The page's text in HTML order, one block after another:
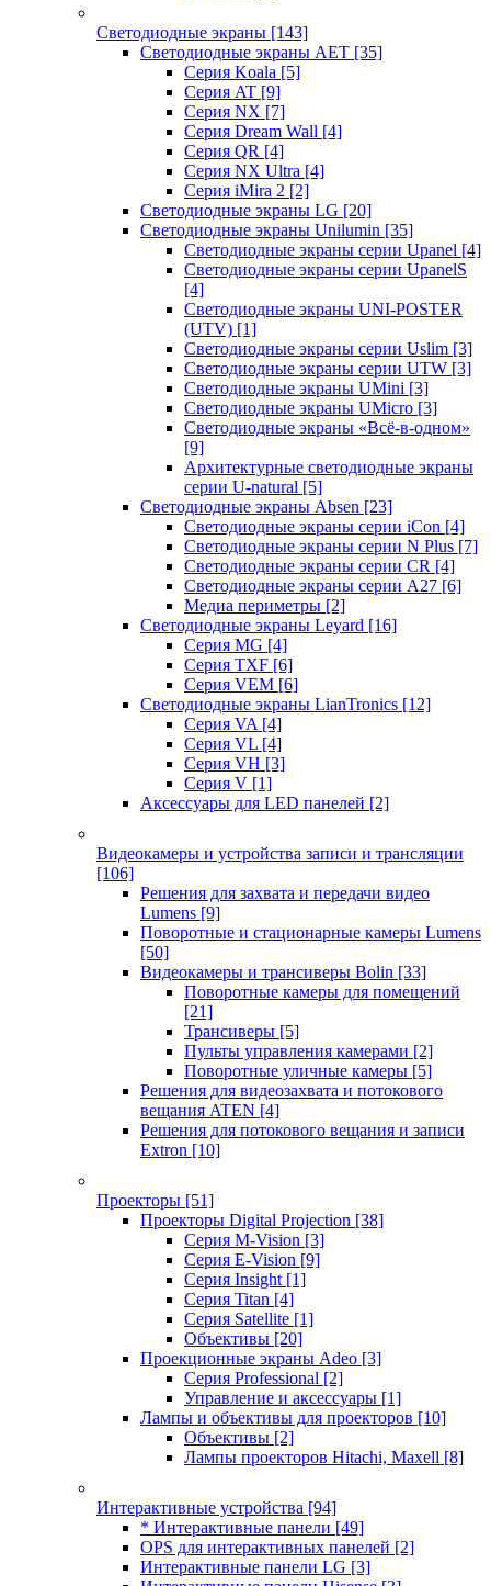
Светодиодные экраны [143]
Светодиодные экраны AET [35]
Cерия Koala [5]
Серия AT [9]
Серия NX [7]
Серия Dream Wall [4]
Серия QR [4]
Серия NX Ultra [4]
Серия iMira 2 [2]
Светодиодные экраны LG [20]
Светодиодные экраны Unilumin [35]
Светодиодные экраны серии Upanel [4]
Светодиодные экраны серии UpanelS
[4]
Светодиодные экраны UNI-POSTER
(UTV) [1]
Светодиодные экраны серии Uslim [3]
Светодиодные экраны серии UTW [3]
Светодиодные экраны UMini [3]
Светодиодные экраны UMicro [3]
Светодиодные экраны «Всё-в-одном»
[9]
Архитектурные светодиодные экраны
серии U-natural [5]
Светодиодные экраны Absen [23]
Светодиодные экраны серии iCon [4]
Светодиодные экраны серии N Plus [7]
Светодиодные экраны серии CR [4]
Светодиодные экраны серии А27 [6]
Медиа периметры [2]
Светодиодные экраны Leyard [16]
Серия MG [4]
Серия TXF [6]
Серия VEM [6]
Светодиодные экраны LianTronics [12]
Серия VA [4]
Серия VL [4]
Серия VH [3]
Серия V [1]
Аксессуары для LED панелей [2]
Видеокамеры и устройства записи и трансляции
[106]
Решения для захвата и передачи видео
Lumens [9]
Поворотные и стационарные камеры Lumens
[50]
Видеокамеры и трансиверы Bolin [33]
Поворотные камеры для помещений
[21]
Трансиверы [5]
Пульты управления камерами [2]
Поворотные уличные камеры [5]
Решения для видеозахвата и потокового
вещания ATEN [4]
Решения для потокового вещания и записи
Extron [10]
Проекторы [51]
Проекторы Digital Projection [38]
Серия M-Vision [3]
Серия E-Vision [9]
Серия Insight [1]
Серия Titan [4]
Серия Satellite [1]
Объективы [20]
Проекционные экраны Adeo [3]
Серия Professional [2]
Управление и аксессуары [1]
Лампы и объективы для проекторов [10]
Объективы [2]
Лампы проекторов Hitachi, Maxell [8]
Интерактивные устройства [94]
* Интерактивные панели [49]
OPS для интерактивных панелей [2]
Интерактивные панели LG [3]